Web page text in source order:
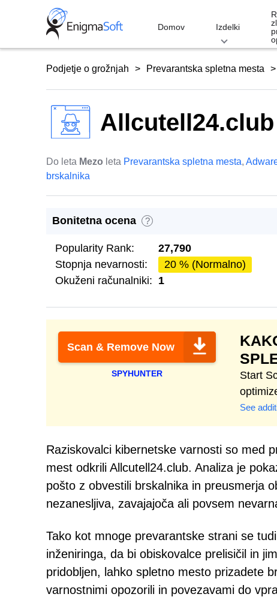
Domov Izdelki
Podjetje o grožnjah Prevarantska spletna mesta
Allcutell24.club
Do leta Mezo leta Prevarantska spletna mesta,
brskalnika
Bonitetna ocena ?
Popularity Rank:
27,790
Stopnja nevarnosti:
20 % (Normalno)
Okuženi računalniki: 1
Scan & Remove Now
SPYHUNTER
Start
See
Raziskovalci kibernetske varnosti so med
mest odkrili Allcutell24.club. Analiza je
pošto z obvestili brskalnika in preusmerja
nezanesljiva, zavajajoča ali povsem
Tako kot mnoge prevarantske strani se
inženiringa, da bi obiskovalce prelisičil in
pridobljen, lahko spletno mesto prizadete
varnostnimi opozorili in povezavami do